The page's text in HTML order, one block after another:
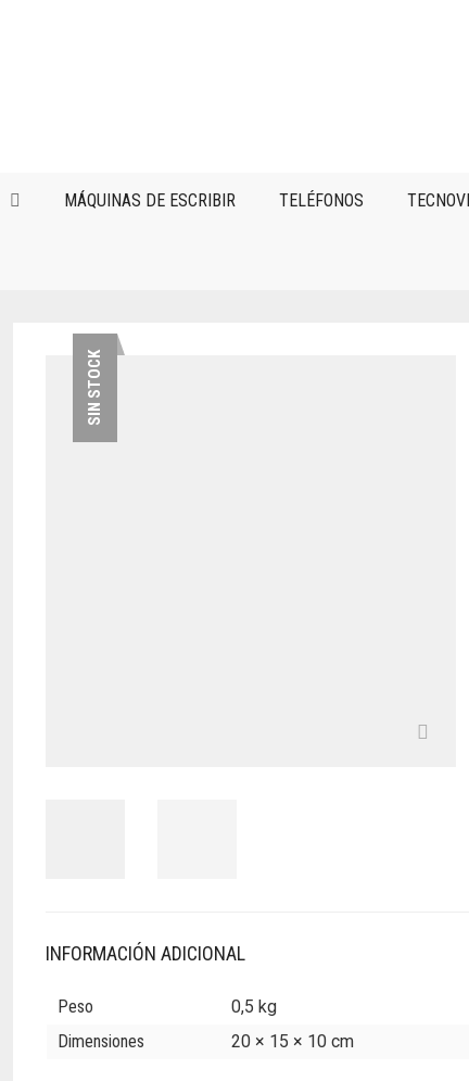
MÁQUINAS DE ESCRIBIR TELÉFONOS
SIN STOCK
INFORMACIÓN ADICIONAL
Peso
0,5 kg
Dimensiones
20 × 15 × 10 cm